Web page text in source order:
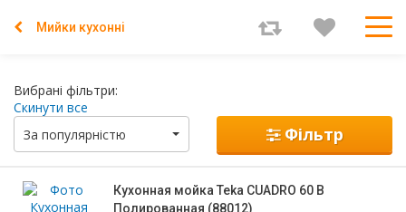
Мийки кухонні
Вибрані фільтри:
Скинути все
За популярністю
Фільтр
Кухонная мойка Teka CUADRO 60 B
Полированная (88012)